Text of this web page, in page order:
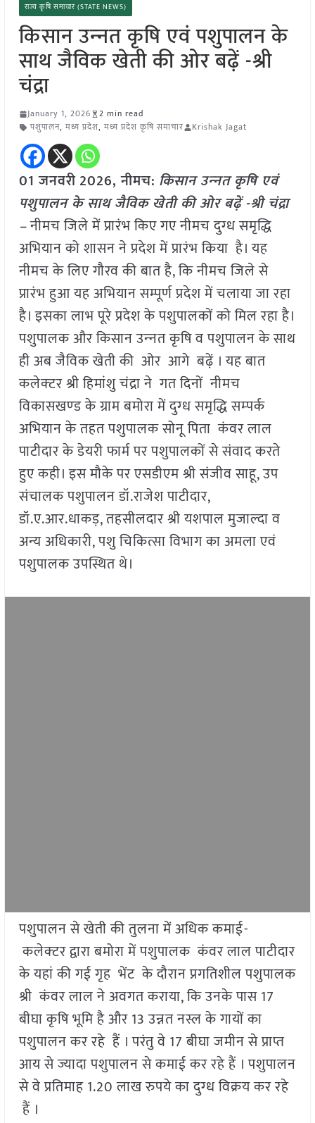
राज्य कृषि समाचार (STATE NEWS)
किसान उन्‍नत कृषि एवं पशुपालन के
साथ जैविक खेती की ओर बढ़ें -श्री
चंद्रा
January 1, 2026
2 min read
पशुपालन, मध्य प्रदेश, मध्य प्रदेश कृषि समाचार Krishak Jagat
01 जनवरी2026,नीमच: किसान उन्‍नत कृषि एवं
पशुपालन के साथ जैविक खेती की ओर बढ़ें -श्री चंद्रा
–नीमच जिले में प्रारंभ किए गए नीमच दुग्‍ध समृद्धि
अभियान को शासन ने प्रदेश में प्रारंभ किया है। यह
नीमच के लिए गौरव की बात है, कि नीमच जिले से
प्रारंभ हुआ यह अभियान सम्पूर्ण प्रदेश में चलाया जा रहा
है। इसका लाभ पूरे प्रदेश के पशुपालकों को मिल रहा है।
पशुपालक और किसान उन्‍नत कृषि व पशुपालन के साथ
ही अब जैविक खेती की ओर आगे बढ़ें । यह बात
कलेक्‍टर श्री हिमांशु चंद्रा ने गत दिनों नीमच
विकासखण्‍ड के ग्राम बमोरा में दुग्‍ध समृद्धि सम्‍पर्क
अभियान के तहत पशुपालक सोनू पिता कंवर लाल
पाटीदार के डेयरी फार्म पर पशुपालकों से संवाद करते
हुए कही। इस मौके पर एसडीएम श्री संजीव साहू, उप
संचालक पशुपालन डॉ.राजेश पाटीदार,
डॉ.ए.आर.धाकड़, तहसीलदार श्री यशपाल मुजाल्दा व
अन्य अधिकारी, पशु चिकित्सा विभाग का अमला एवं
पशुपालक उपस्थित थे।
पशुपालन से खेती की तुलना में अधिक कमाई-
कलेक्‍टर द्वारा बमोरा में पशुपालक कंवर लाल पाटीदार
के यहां की गई गृह भेंट के दौरान प्रगतिशील पशुपालक
श्री कंवर लाल ने अवगत कराया, कि उनके पास 17
बीघा कृषि भूमि है और 13 उन्नत नस्ल के गायों का
पशुपालन कर रहे हैं । परंतु वे 17 बीघा जमीन से प्राप्त
आय से ज्यादा पशुपालन से कमाई कर रहे हैं । पशुपालन
से वे प्रतिमाह 1.20 लाख रुपये का दुग्‍ध विक्रय कर रहे
हैं ।